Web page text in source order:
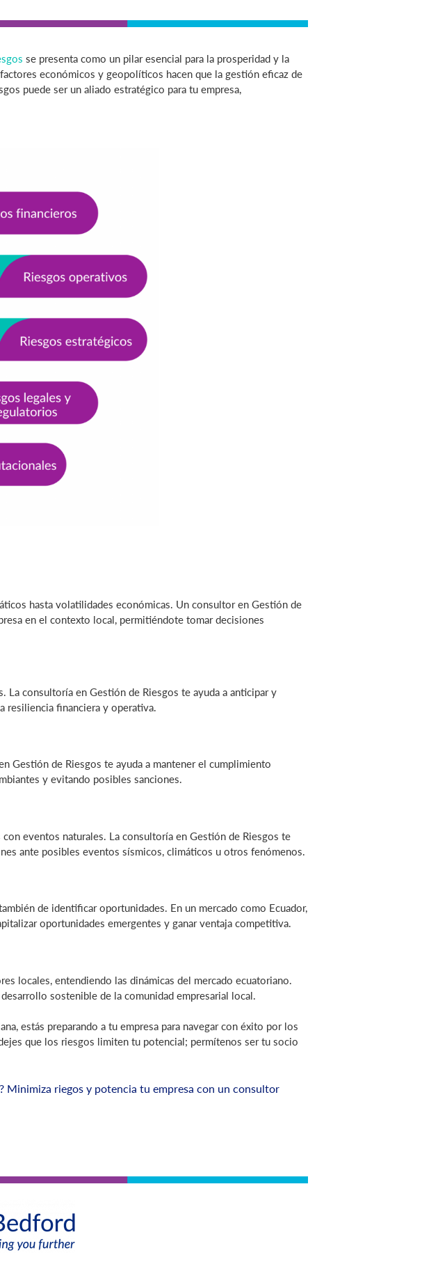
se presenta como un pilar esencial para la prosperidad y la
económicos y geopolíticos hacen que la gestión eficaz de
puede ser un aliado estratégico para tu empresa,
hasta volatilidades económicas. Un consultor en Gestión de
en el contexto local, permitiéndote tomar decisiones
La consultoría en Gestión de Riesgos te ayuda a anticipar y
resiliencia financiera y operativa.
Gestión de Riesgos te ayuda a mantener el cumplimiento
y evitando posibles sanciones.
eventos naturales. La consultoría en Gestión de Riesgos te
ante posibles eventos sísmicos, climáticos u otros fenómenos.
de identificar oportunidades. En un mercado como Ecuador,
oportunidades emergentes y ganar ventaja competitiva.
locales, entendiendo las dinámicas del mercado ecuatoriano.
sostenible de la comunidad empresarial local.
estás preparando a tu empresa para navegar con éxito por los
que los riesgos limiten tu potencial; permítenos ser tu socio
Minimiza riegos y potencia tu empresa con un consultor